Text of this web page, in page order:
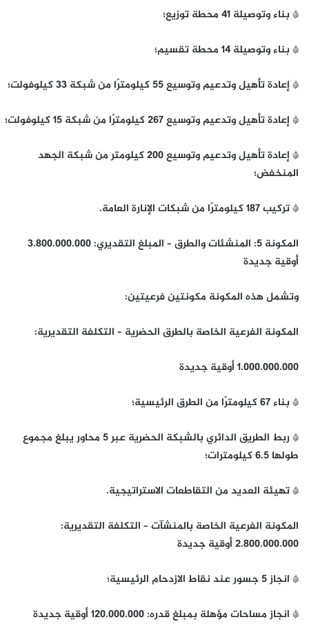
* بناء وتوصيلة 41 محطة توزيع؛
* بناء وتوصيلة 14 محطة تقسيم؛
* إعادة تأهيل وتدعيم وتوسيع 55 كيلومترًا من شبكة 33 كيلوفولت؛
* إعادة تأهيل وتدعيم وتوسيع 267 كيلومترًا من شبكة 15 كيلوفولت؛
* إعادة تأهيل وتدعيم وتوسيع 200 كيلومتر من شبكة الجهد
المنخفض؛
* تركيب 187 كيلومترًا من شبكات الإنارة العامة.
المكونة 5: المنشئات والطرق – المبلغ التقديري: 3.800.000.000
أوقية جديدة
وتشمل هذه المكونة مكونتين فرعيتين:
المكونة الفرعية الخاصة بالطرق الحضرية – التكلفة التقديرية:
1.000.000.000 أوقية جديدة
* بناء 67 كيلومترًا من الطرق الرئيسية؛
* ربط الطريق الدائري بالشبكة الحضرية عبر 5 محاور يبلغ مجموع
طولها 6.5 كيلومترات؛
* تهيئة العديد من التقاطعات الاستراتيجية.
المكونة الفرعية الخاصة بالمنشآت – التكلفة التقديرية:
2.800.000.000 أوقية جديدة
* انجاز 5 جسور عند نقاط الازدحام الرئيسية؛
* انجاز مساحات مؤهلة بمبلغ قدره: 120.000.000 أوقية جديدة